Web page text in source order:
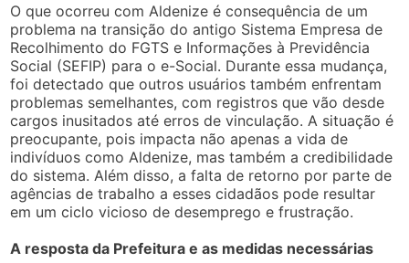
O que ocorreu com Aldenize é consequência de um
problema na transição do antigo Sistema Empresa de
Recolhimento do FGTS e Informações à Previdência
Social (SEFIP) para o e-Social. Durante essa mudança,
foi detectado que outros usuários também enfrentam
problemas semelhantes, com registros que vão desde
cargos inusitados até erros de vinculação. A situação é
preocupante, pois impacta não apenas a vida de
indivíduos como Aldenize, mas também a credibilidade
do sistema. Além disso, a falta de retorno por parte de
agências de trabalho a esses cidadãos pode resultar
em um ciclo vicioso de desemprego e frustração.
A resposta da Prefeitura e as medidas necessárias